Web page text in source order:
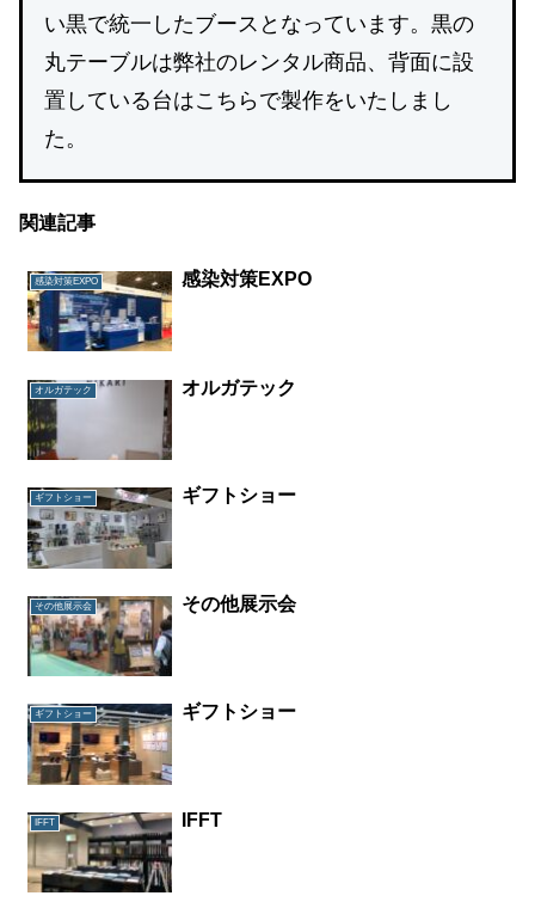
い黒で統一したブースとなっています。黒の
丸テーブルは弊社のレンタル商品、背面に設
置している台はこちらで製作をいたしまし
た。
関連記事
感染対策EXPO 感染対策EXPO
オルガテック オルガテック
ギフトショー ギフトショー
その他展示会 その他展示会
ギフトショー ギフトショー
IFFT IFFT